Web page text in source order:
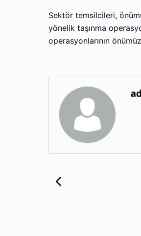
Sektör temsilcileri,
yönelik taşınma
operasyonlarının